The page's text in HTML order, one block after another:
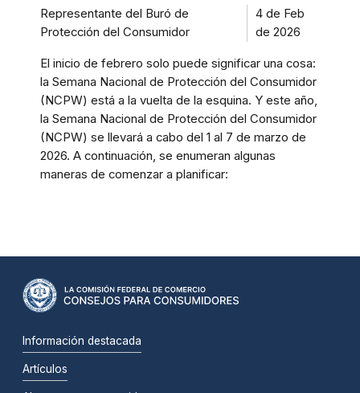
Representante del Buró de
Protección del Consumidor
4 de Feb
de 2026
El inicio de febrero solo puede significar una cosa:
la Semana Nacional de Protección del Consumidor
(NCPW) está a la vuelta de la esquina. Y este año,
la Semana Nacional de Protección del Consumidor
(NCPW) se llevará a cabo del 1 al 7 de marzo de
2026. A continuación, se enumeran algunas
maneras de comenzar a planificar:
Información destacada
Artículos